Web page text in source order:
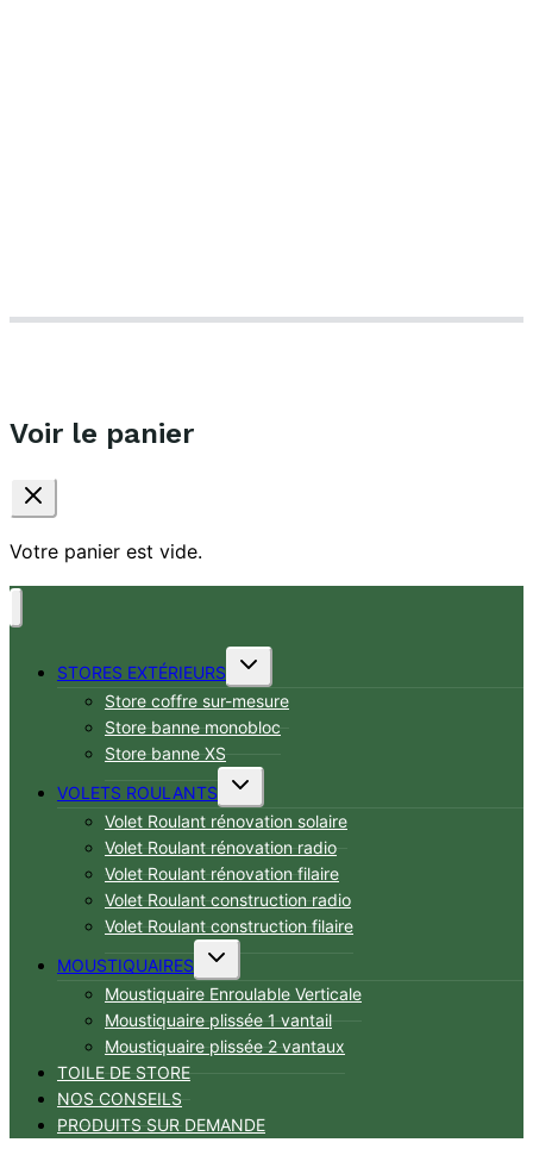
Voir le panier
Votre panier est vide.
STORES EXTÉRIEURS
Ouvrir/fermer
le
menu
enfant
Store coffre sur-mesure
Store banne monobloc
Store banne XS
VOLETS ROULANTS
Ouvrir/fermer
le
menu
enfant
Volet Roulant rénovation solaire
Volet Roulant rénovation radio
Volet Roulant rénovation filaire
Volet Roulant construction radio
Volet Roulant construction filaire
MOUSTIQUAIRES
Ouvrir/fermer
le
menu
enfant
Moustiquaire Enroulable Verticale
Moustiquaire plissée 1 vantail
Moustiquaire plissée 2 vantaux
TOILE DE STORE
NOS CONSEILS
PRODUITS SUR DEMANDE